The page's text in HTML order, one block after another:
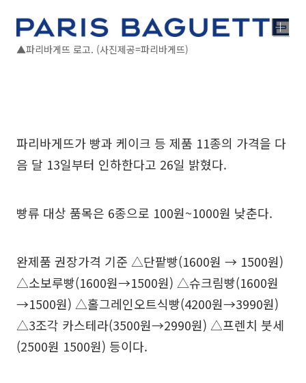
▲파리바게뜨 로고. (사진제공=파리바게뜨)
파리바게뜨가 빵과 케이크 등 제품 11종의 가격을 다
음 달 13일부터 인하한다고 26일 밝혔다.
빵류 대상 품목은 6종으로 100원~1000원 낮춘다.
완제품 권장가격 기준 △단팥빵(1600원 → 1500원)
△소보루빵(1600원→1500원) △슈크림빵(1600원
→1500원) △홀그레인오트식빵(4200원→3990원)
△3조각 카스테라(3500원→2990원) △프렌치 붓세
(2500원 1500원) 등이다.